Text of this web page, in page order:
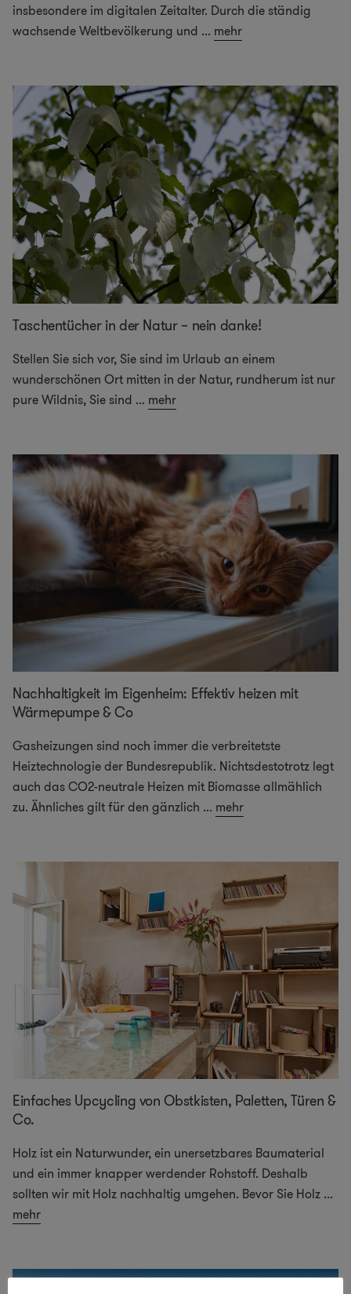
insbesondere im digitalen Zeitalter. Durch die ständig
wachsende Weltbevölkerung und ... mehr
Taschentücher in der Natur – nein danke!
Stellen Sie sich vor, Sie sind im Urlaub an einem
wunderschönen Ort mitten in der Natur, rundherum ist nur
pure Wildnis, Sie sind ... mehr
Nachhaltigkeit im Eigenheim: Effektiv heizen mit
Wärmepumpe & Co
Gasheizungen sind noch immer die verbreitetste
Heiztechnologie der Bundesrepublik. Nichtsdestotrotz legt
auch das CO2-neutrale Heizen mit Biomasse allmählich
zu. Ähnliches gilt für den gänzlich ... mehr
Einfaches Upcycling von Obstkisten, Paletten, Türen &
Co.
Holz ist ein Naturwunder, ein unersetzbares Baumaterial
und ein immer knapper werdender Rohstoff. Deshalb
sollten wir mit Holz nachhaltig umgehen. Bevor Sie Holz ...
mehr